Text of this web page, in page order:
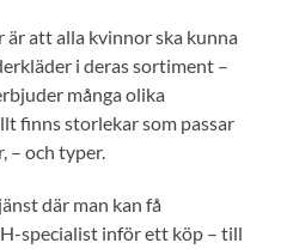
är att alla kvinnor ska kunna
i deras sortiment –
många olika
finns storlekar som passar
– och typer.
där man kan få
specialist inför ett köp – till